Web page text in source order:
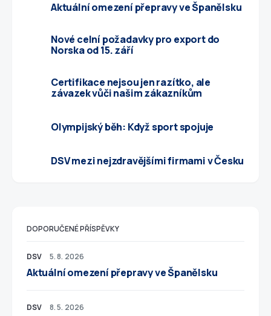
Aktuální omezení přepravy ve Španělsku
Nové celní požadavky pro export do
Norska od 15. září
Certifikace nejsou jen razítko, ale
závazek vůči našim zákazníkům
Olympijský běh: Když sport spojuje
DSV mezi nejzdravějšími firmami v Česku
DOPORUČENÉ PŘÍSPĚVKY
DSV 5. 8. 2026
Aktuální omezení přepravy ve Španělsku
DSV 8. 5. 2026